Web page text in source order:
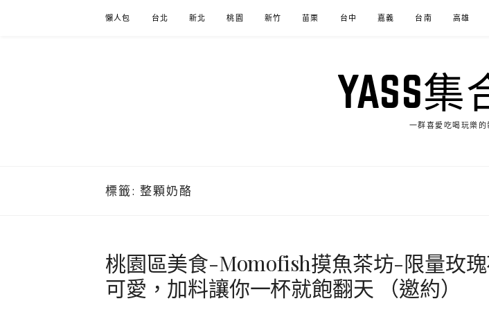
懶人包 台北 新北 桃園 新竹 苗栗 台中 嘉義 台南 高雄
YASS集
一群喜愛吃喝玩樂的
標籤: 整顆奶酪
桃園區美食-Momofish摸魚茶坊-限量玫
可愛，加料讓你一杯就飽翻天 （邀約）